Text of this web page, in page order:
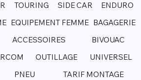
TOURING SIDE CAR
ENDURO
EQUIPEMENT FEMME BAGAGERIE
ACCESSOIRES
BIVOUAC
OUTILLAGE
UNIVERSEL
PNEU TARIF MONTAGE